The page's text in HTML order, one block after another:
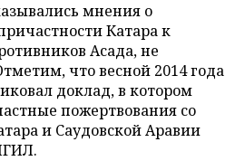
мнения о
Катара к
Асада, не
что весной 2014 года
доклад, в котором
пожертвования со
и Саудовской Аравии